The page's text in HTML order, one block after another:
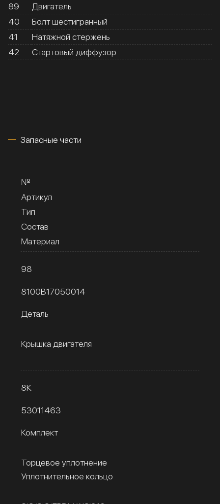
89
Двигатель
40
Болт шестигранный
41
Натяжной стержень
42
Стартовый диффузор
Запасные части
№
Артикул
Тип
Состав
Материал
98
8100B17050014
Деталь
Крышка двигателя
8К
53011463
Комплект
Торцевое уплотнение
Уплотнительное кольцо